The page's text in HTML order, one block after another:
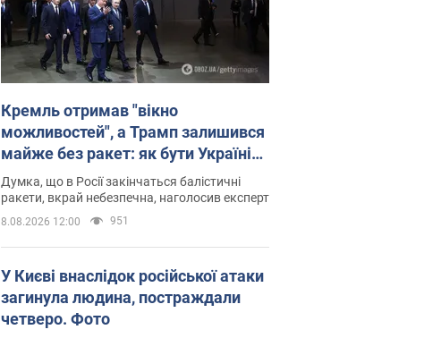
Кремль отримав "вікно
можливостей", а Трамп залишився
майже без ракет: як бути Україні?
Інтерв’ю з Мельником
Думка, що в Росії закінчаться балістичні
ракети, вкрай небезпечна, наголосив експерт
8.08.2026 12:00 951
У Києві внаслідок російської атаки
загинула людина, постраждали
четверо. Фото